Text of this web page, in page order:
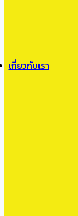
เกี่ยวกับเรา